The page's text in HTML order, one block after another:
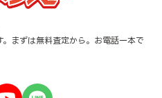
まずは無料査定から。お電話一本で